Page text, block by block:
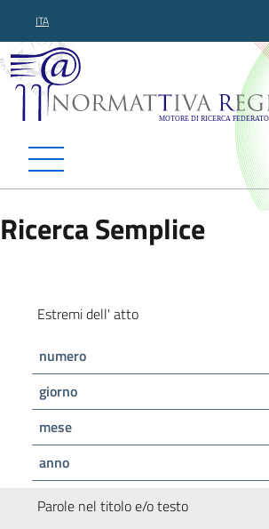
ITA
Normattiva
Ricerca Semplice
Estremi dell' atto
numero
giorno
mese
anno
Parole nel titolo e/o testo